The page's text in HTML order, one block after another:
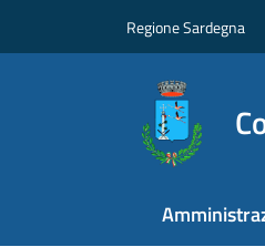
Regione Sardegna